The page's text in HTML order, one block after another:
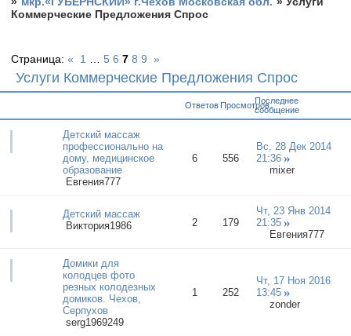
Коммерческие Предложения Спрос
Услуги Коммерческие Предложения Спрос
Страница:« 1 … 5 6 7 8 9 »
Ответов ПросмотровПоследнее
сообщение
Детский массаж
профессионально на
дому, медицинское
образование
Евгения777
6 556
Вс, 28 Дек 2014
21:36
mixer
Детский массаж
Виктория1986
2 179
Чт, 23 Янв 2014
21:35
Евгения777
Домики для
колодцев фото
резных колодезных
домиков. Чехов,
Серпухов
serg1969249
1 252
Чт, 17 Ноя 2016
13:45
zonder